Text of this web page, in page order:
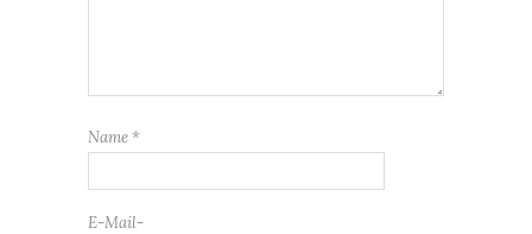
Name *
E-Mail-